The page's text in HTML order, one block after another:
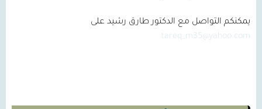
يمكنكم التواصل مع الدكتور طارق رشيد على
tareq_m35@yahoo.com